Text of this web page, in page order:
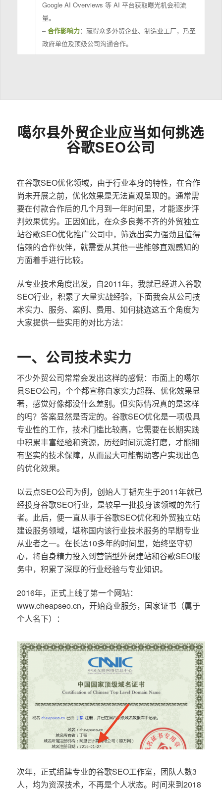
Google AI Overviews 等 AI 平台获取曝光机会和流
量。
–合作影响力：赢得众多外贸企业、制造业工厂，乃至
政府单位及顶级公司沟通合作。
噶尔县外贸企业应当如何挑选
谷歌SEO公司
在谷歌SEO优化领域，由于行业本身的特性，在合作
尚未开展之前，优化效果是无法直观呈现的。通常需
要在付款合作后的几个月到一年时间里，才能逐步评
判效果优劣。正因如此，在众多良莠不齐的外贸独立
站谷歌SEO优化推广公司中，筛选出实力强劲且值得
信赖的合作伙伴，就需要从其他一些能够直观感知的
方面着手进行比较。
从专业技术角度出发，自2011年，我就已经进入谷歌
SEO行业，积累了大量实战经验，下面我会从公司技
术实力、服务、案例、费用、如何挑选这五个角度为
大家提供一些实用的对比方法：
一、公司技术实力
不少外贸公司常常会发出这样的感慨：市面上的噶尔
县SEO公司，个个都宣称自家实力超群、优化效果显
著，感觉好像都没什么差别。但实际情况真的是这样
的吗？答案显然是否定的。谷歌SEO优化是一项极具
专业性的工作，技术门槛比较高，它需要在长期实践
中积累丰富经验和资源，历经时间沉淀打磨，才能拥
有坚实的技术保障，从而最大可能帮助客户实现出色
的优化效果。
以云点SEO公司为例，创始人丁韬先生于2011年就已
经投身谷歌SEO行业，是较早一批投身该领域的先行
者。此后，便一直从事于谷歌SEO优化和外贸独立站
建设服务领域，堪称国内该行业技术服务的早期专业
从业者之一。在长达10多年的时间里，始终坚守初
心，将自身精力投入到营销型外贸建站和谷歌SEO服
务中，积累了深厚的行业经验与专业知识。
2016年，正式上线了第一个网站：
www.cheapseo.cn，开始商业服务，国家证书（属于
个人名下）：
次年，正式组建专业的谷歌SEO工作室，团队人数3
人，均为资深技术，不再是个人状态。时间来到2018